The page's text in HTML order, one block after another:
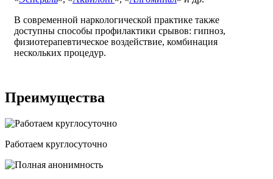
В современной наркологической практике также
доступны способы профилактики срывов: гипноз,
физиотерапевтическое воздействие, комбинация
нескольких процедур.
Преимущества
Работаем круглосуточно